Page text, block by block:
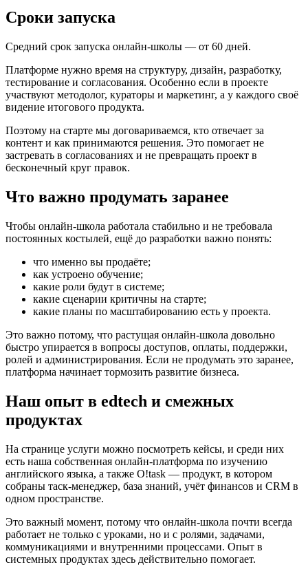
Сроки запуска
Средний срок запуска онлайн-школы — от 60 дней.
Платформе нужно время на структуру, дизайн, разработку,
тестирование и согласования. Особенно если в проекте
участвуют методолог, кураторы и маркетинг, а у каждого своё
видение итогового продукта.
Поэтому на старте мы договариваемся, кто отвечает за
контент и как принимаются решения. Это помогает не
застревать в согласованиях и не превращать проект в
бесконечный круг правок.
Что важно продумать заранее
Чтобы онлайн-школа работала стабильно и не требовала
постоянных костылей, ещё до разработки важно понять:
что именно вы продаёте;
как устроено обучение;
какие роли будут в системе;
какие сценарии критичны на старте;
какие планы по масштабированию есть у проекта.
Это важно потому, что растущая онлайн-школа довольно
быстро упирается в вопросы доступов, оплаты, поддержки,
ролей и администрирования. Если не продумать это заранее,
платформа начинает тормозить развитие бизнеса.
Наш опыт в edtech и смежных
продуктах
На странице услуги можно посмотреть кейсы, и среди них
есть наша собственная онлайн-платформа по изучению
английского языка, а также O!task — продукт, в котором
собраны таск-менеджер, база знаний, учёт финансов и CRM в
одном пространстве.
Это важный момент, потому что онлайн-школа почти всегда
работает не только с уроками, но и с ролями, задачами,
коммуникациями и внутренними процессами. Опыт в
системных продуктах здесь действительно помогает.